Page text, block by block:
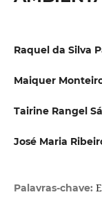
Raquel da Silva
Maiquer
Tairine Rangel Sá
José Maria
Palavras-chave: